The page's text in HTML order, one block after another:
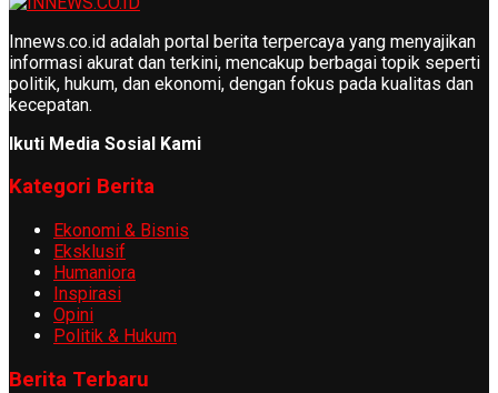
Innews.co.id adalah portal berita terpercaya yang menyajikan
informasi akurat dan terkini, mencakup berbagai topik seperti
politik, hukum, dan ekonomi, dengan fokus pada kualitas dan
kecepatan.
Ikuti Media Sosial Kami
Kategori Berita
Ekonomi & Bisnis
Eksklusif
Humaniora
Inspirasi
Opini
Politik & Hukum
Berita Terbaru